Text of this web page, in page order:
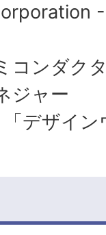
コンダク
ジャー
デザイ